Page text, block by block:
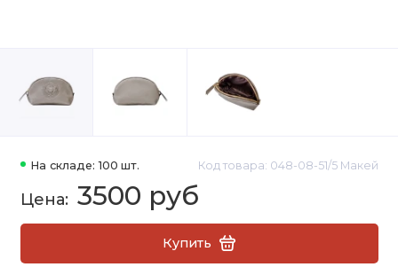
На складе: 100 шт. Код товара: 048-08-51/5 Макей
3500 руб
Купить